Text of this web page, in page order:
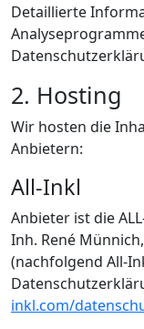
Detaillierte
2. Hosting
Wir hosten die
Anbietern:
All-Inkl
Anbieter ist die
Inh. René
(nachfolgend All-
inkl.com/